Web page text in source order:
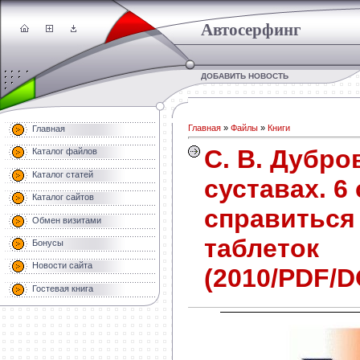
Автосерфинг
ДОБАВИТЬ НОВОСТЬ
Главная
Каталог файлов
Каталог статей
Каталог сайтов
Обмен визитами
Бонусы
Новости сайта
Гостевая книга
Главная » Файлы » Книги
С. В.
суставах.
таблеток
(2010/PDF/